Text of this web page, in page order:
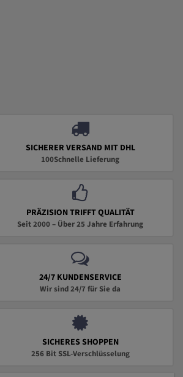
SICHERER VERSAND MIT DHL
100Schnelle Lieferung
PRÄZISION TRIFFT QUALITÄT
Seit 2000 – Über 25 Jahre Erfahrung
24/7 KUNDENSERVICE
Wir sind 24/7 für Sie da
SICHERES SHOPPEN
256 Bit SSL-Verschlüsselung